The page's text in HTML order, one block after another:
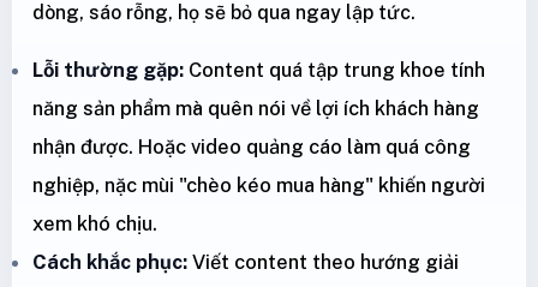
dòng, sáo rỗng, họ sẽ bỏ qua ngay lập tức.
Lỗi thường gặp: Content quá tập trung khoe tính
năng sản phẩm mà quên nói về lợi ích khách hàng
nhận được. Hoặc video quảng cáo làm quá công
nghiệp, nặc mùi "chèo kéo mua hàng" khiến người
xem khó chịu.
Cách khắc phục: Viết content theo hướng giải